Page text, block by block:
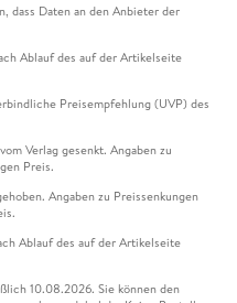
dass Daten an den Anbieter der
Ablauf des auf der Artikelseite
Preisempfehlung (UVP) des
Verlag gesenkt. Angaben zu
Preis.
Angaben zu Preissenkungen
Ablauf des auf der Artikelseite
10.08.2026. Sie können den